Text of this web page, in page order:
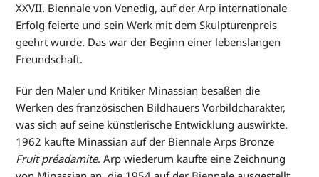
XXVII. Biennale von Venedig, auf der Arp internationale
Erfolg feierte und sein Werk mit dem Skulpturenpreis
geehrt wurde. Das war der Beginn einer lebenslangen
Freundschaft.
Für den Maler und Kritiker Minassian besaßen die
Werken des französischen Bildhauers Vorbildcharakter,
was sich auf seine künstlerische Entwicklung auswirkte.
1962 kaufte Minassian auf der Biennale Arps Bronze
Fruit préadamite. Arp wiederum kaufte eine Zeichnung